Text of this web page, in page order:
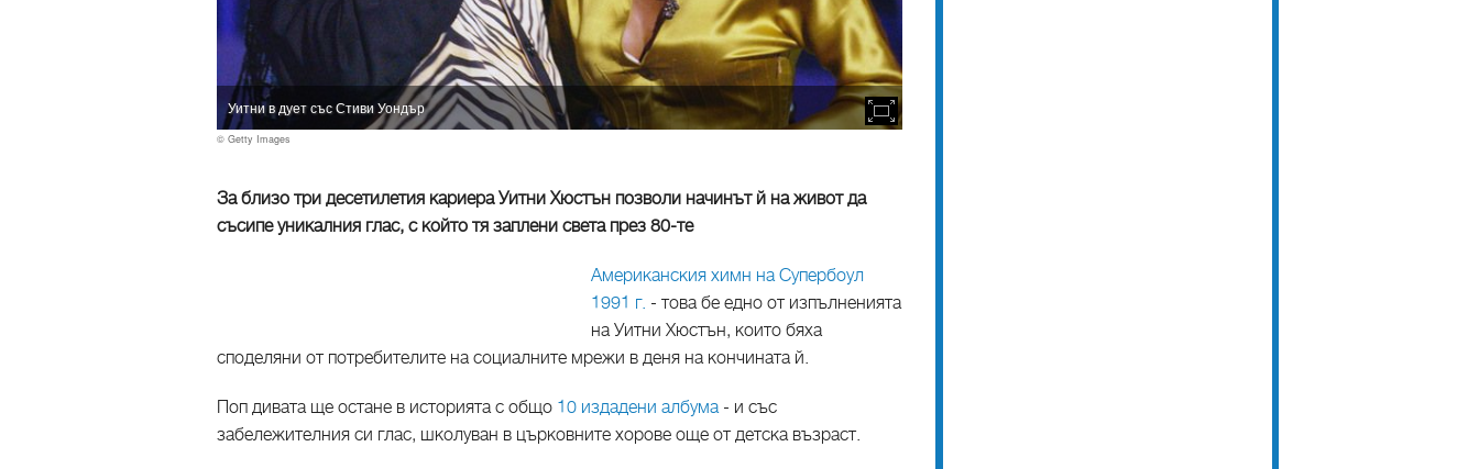
Уитни в дует със Стиви Уондър
© Getty Images
За близо три десетилетия кариера Уитни Хюстън позволи начинът й на живот да
съсипе уникалния глас, с който тя заплени света през 80-те
Американския химн на Супербоул
1991 г. - това бе едно от изпълненията
на Уитни Хюстън, които бяха
споделяни от потребителите на социалните мрежи в деня на кончината й.
Поп дивата ще остане в историята с общо 10 издадени албума- и със
забележителния си глас, школуван в църковните хорове още от детска възраст.